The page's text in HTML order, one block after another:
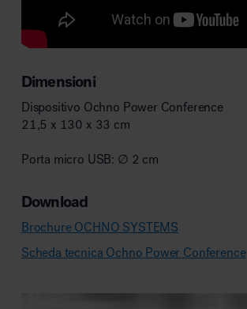
Dimensioni
Dispositivo Ochno Power Conference
21,5 x 130 x 33 cm
Porta micro USB: ∅ 2 cm
Download
Brochure OCHNO SYSTEMS
Scheda tecnica Ochno Power Conference